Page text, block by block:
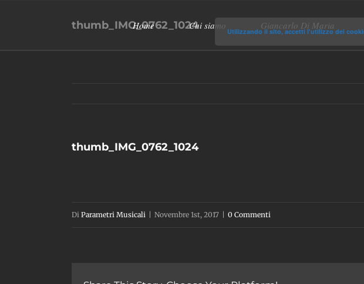
Home Chi siamo Giancarlo Di Maria
thumb_IMG_0762_1024
thumb_IMG_0762_1024
Di Parametri Musicali Novembre 1st, 2017 0 Commenti
Utilizzando il sito, accetti l'utilizzo dei